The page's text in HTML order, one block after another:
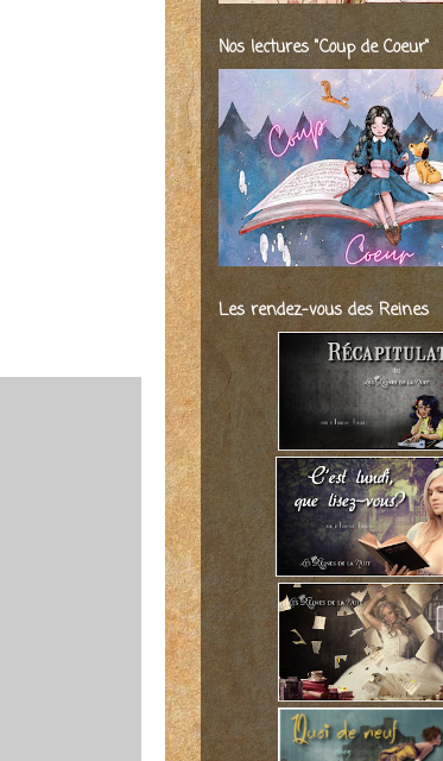
Nos lectures "Coup de Coeur"
Les rendez-vous des Reines